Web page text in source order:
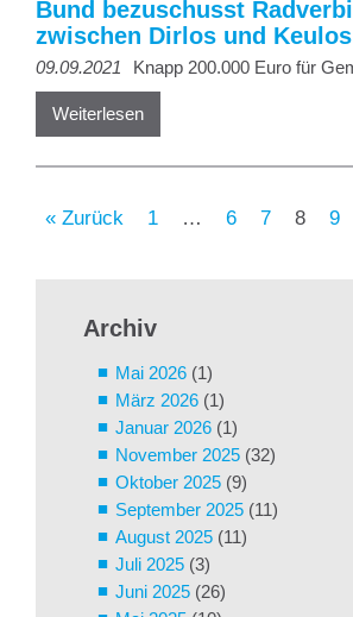
Bund bezuschusst
zwischen Dirlos und Keulos
09.09.2021 Knapp 200.000 Euro für
Weiterlesen
« Zurück 1 6 7 8 9
Archiv
Mai 2026 (1)
März 2026 (1)
Januar 2026 (1)
November 2025 (32)
Oktober 2025 (9)
September 2025 (11)
August 2025 (11)
Juli 2025 (3)
Juni 2025 (26)